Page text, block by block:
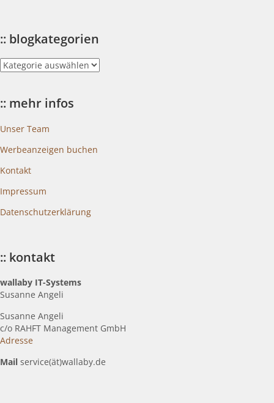
:: blogkategorien
::
blogkategorien
:: mehr infos
Unser Team
Werbeanzeigen buchen
Kontakt
Impressum
Datenschutzerklärung
:: kontakt
wallaby IT-Systems
Susanne Angeli
Susanne Angeli
c/o RAHFT Management GmbH
Adresse
Mail service(ät)wallaby.de